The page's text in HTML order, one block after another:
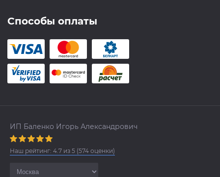
Способы оплаты
ИП Баленко Игорь Александрович
Наш рейтинг: 4.7 из 5 (574 оценки)